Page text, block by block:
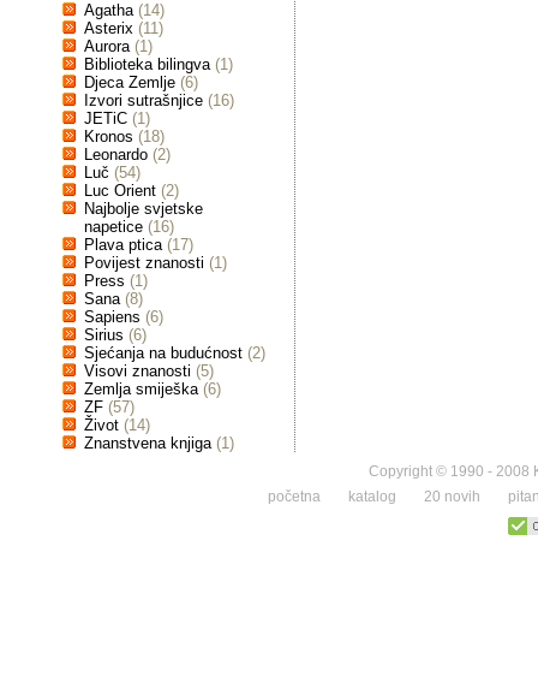
Agatha (14)
Asterix (11)
Aurora (1)
Biblioteka bilingva (1)
Djeca Zemlje (6)
Izvori sutrašnjice (16)
JETiC (1)
Kronos (18)
Leonardo (2)
Luč (54)
Luc Orient (2)
Najbolje svjetske
napetice (16)
Plava ptica (17)
Povijest znanosti (1)
Press (1)
Sana (8)
Sapiens (6)
Sirius (6)
Sjećanja na budućnost (2)
Visovi znanosti (5)
Zemlja smiješka (6)
ZF (57)
Život (14)
Znanstvena knjiga (1)
Copyright © 1990 - 2008
početna
katalog 20 novih